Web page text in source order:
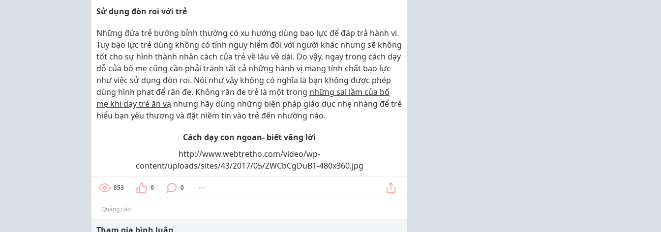
Sử dụng đòn roi với trẻ
Những đứa trẻ bướng bỉnh thường có xu hướng dùng bạo lực để đáp trả hành vi.
Tuy bạo lực trẻ dùng không có tính nguy hiểm đối với người khác nhưng sẽ không
tốt cho sự hình thành nhân cách của trẻ về lâu về dài. Do vậy, ngay trong cách dạy
dỗ của bố mẹ cũng cần phải tránh tất cả những hành vị mang tính chất bạo lực
như việc sử dụng đòn roi. Nói như vậy không có nghĩa là bạn không được phép
dùng hình phạt để răn đe. Không răn đe trẻ là một trong những sai lầm của bố
mẹ khi dạy trẻ ăn vạ nhưng hãy dùng những biện pháp giáo dục nhẹ nhàng để trẻ
hiểu bạn yêu thương và đặt niềm tin vào trẻ đến nhường nào.
Cách dạy con ngoan- biết vâng lời
http://www.webtretho.com/video/wp-
content/uploads/sites/43/2017/05/ZWCbCgDuB1-480x360.jpg
853 0 0
Quảng cáo